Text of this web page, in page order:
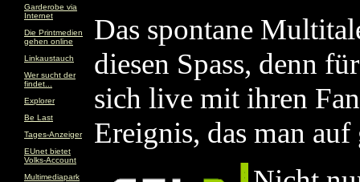
Garderobe via
Internet
Die Printmedien
gehen online
Linkaustauch
Wer sucht der
findet...
Explorer
Be Last
Tages-Anzeiger
EUnet bietet
Volks-Account
Multimediapark
Das spontane
diesen Spass, denn
sich live mit ihren
Ereignis, das man